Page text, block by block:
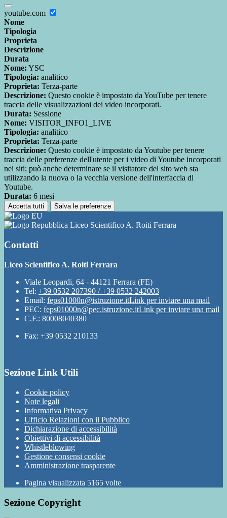
youtube.com
Nome
Tipologia
Proprieta
Descrizione
Durata
Nome: YSC
Tipologia: analitico
Proprieta: Terza-parte
Descrizione: Questo cookie è impostato da YouTube per tenere
traccia delle visualizzazioni dei video incorporati.
Durata: Sessione
Nome: VISITOR_INFO1_LIVE
Tipologia: analitico
Proprieta: Terza-parte
Descrizione: Questo cookie è impostato da Youtube per tenere
traccia delle preferenze dell'utente per i video di Youtube incorporati
nei siti; può anche determinare se il visitatore del sito web sta
utilizzando la nuova o la vecchia versione dell'interfaccia di
Youtube.
Durata: 6 mesi
Accetta tutti Salva le preferenze
Liceo Scientifico A. Roiti Ferrara
Contatti
Liceo Scientifico A. Roiti Ferrara
Viale Leopardi, 64 - 44121 Ferrara (FE)
Tel: +39 0532 207390 / +39 0532 242003
Email: feps01000n@istruzione.itLink per inviare una mail
PEC: feps01000n@pec.istruzione.itLink per inviare una mail
C.F.: 80008040380
Fax: +39 0532 210133
Sezione Link Utili
Cookie policy
Note legali
Informativa Privacy
Ufficio Relazioni con il Pubblico
Dichiarazione di accessibilità
Obiettivi di accessibilità
Whistleblowing
Gestione consensi cookie
Amministrazione trasparente
Pagina visualizzata 5165 volte
Sezione Copyright